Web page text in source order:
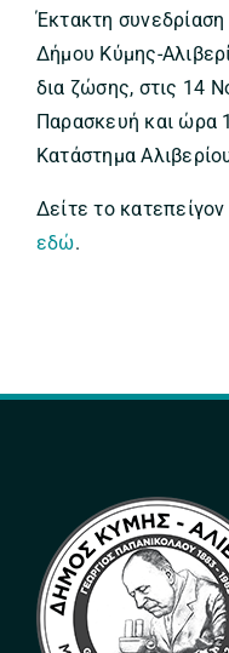
Έκτακτη
Δήμου Κύμης-
δια ζώσης, στις 14
Παρασκευή και ώρα
Κατάστημα
Δείτε το
εδώ.